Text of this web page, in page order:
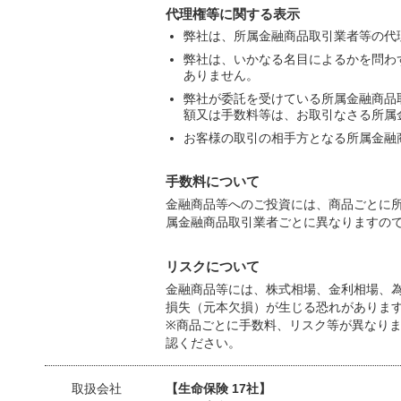
代理権等に関する表示
弊社は、所属金融商品取引業者等の
弊社は、いかなる名目によるかを問
ありません。
弊社が委託を受けている所属金融商
額又は手数料等は、お取引なさる所
お客様の取引の相手方となる所属金
手数料について
金融商品等へのご投資には、商品ごとに
属金融商品取引業者ごとに異なりますの
リスクについて
金融商品等には、株式相場、金利相場、
損失（元本欠損）が生じる恐れがありま
※商品ごとに手数料、リスク等が異なり
認ください。
取扱会社
【生命保険 17社】